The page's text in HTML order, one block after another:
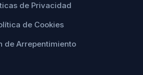
de Privacidad
de Cookies
de Arrepentimiento